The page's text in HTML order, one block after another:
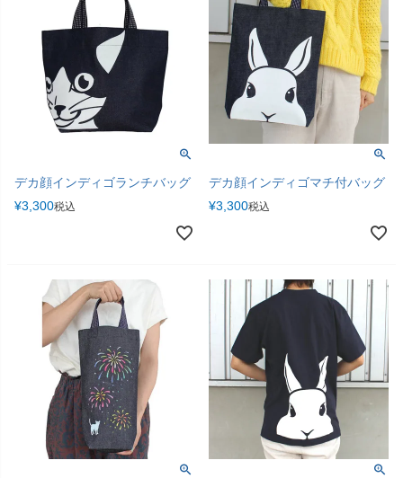
デカ顔インディゴランチバッグ
¥3,300税込
デカ顔インディゴマチ付バッグ
¥3,300税込